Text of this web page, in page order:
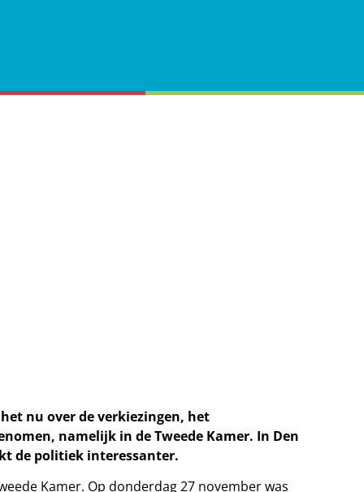
nu over de verkiezingen, het
namelijk in de Tweede Kamer. In Den
de politiek interessanter.
Kamer. Op donderdag 27 november was